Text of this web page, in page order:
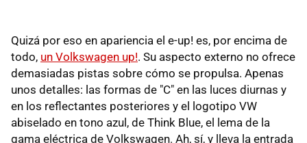
Quizá por eso en apariencia el e-up! es, por encima de
todo, un Volkswagen up!. Su aspecto externo no ofrece
demasiadas pistas sobre cómo se propulsa. Apenas
unos detalles: las formas de "C" en las luces diurnas y
en los reflectantes posteriores y el logotipo VW
abiselado en tono azul, de Think Blue, el lema de la
gama eléctrica de Volkswagen. Ah, sí, y lleva la entrada